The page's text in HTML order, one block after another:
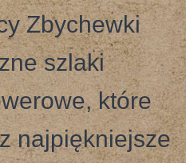
Zbychewki
szlaki
które
najpiękniejsze